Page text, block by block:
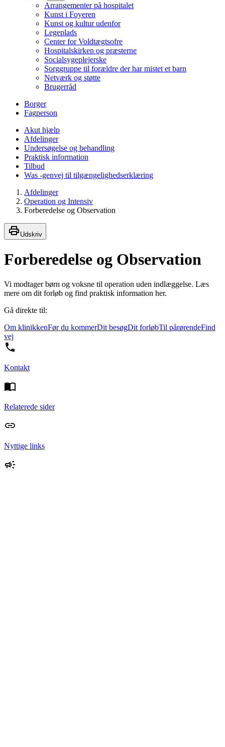
Arrangementer på hospitalet
Kunst i Foyeren
Kunst og kultur udenfor
Legeplads
Center for Voldtægtsofre
Hospitalskirken og præsterne
Socialsygeplejerske
Sorggruppe til forældre der har mistet et barn
Netværk og støtte
Brugerråd
Borger
Fagperson
Akut hjælp
Afdelinger
Undersøgelse og behandling
Praktisk information
Tilbud
Was -genvej til tilgængelighedserklæring
Afdelinger
Operation og Intensiv
Forberedelse og Observation
Udskriv
Forberedelse og Observation
Vi modtager børn og voksne til operation uden indlæggelse. Læs
mere om dit forløb og find praktisk information her.
Gå direkte til:
Om klinikkenFør du kommerDit besøgDit forløbTil pårørendeFind
vej
Kontakt
Relaterede sider
Nyttige links